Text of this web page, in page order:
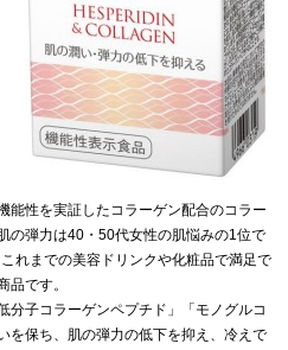
能性を実証したコラーゲン配合のコラー
の弾力は40・50代女性の肌悩みの1位で
れまでの美容ドリンクや化粧品で満足で
品です。
分子コラーゲンペプチド」「モノグルコ
を保ち、肌の弾力の低下を抑え、冷えで